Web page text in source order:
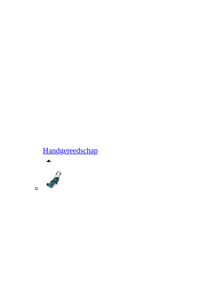
Handgereedschap